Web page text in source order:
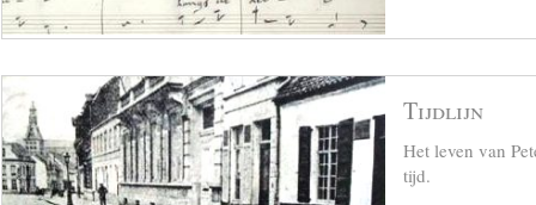
Tijdlijn
Het leven van
tijd.